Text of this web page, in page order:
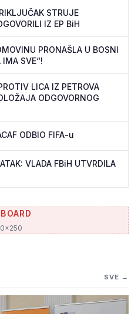
STRUJE
IZ EP BiH
PRONAŠLA U BOSNI
IMA SVE“!
LICA IZ PETROVA
ODGOVORNOG
ODBIO FIFA-u
VLADA FBiH UTVRDILA
SVE →